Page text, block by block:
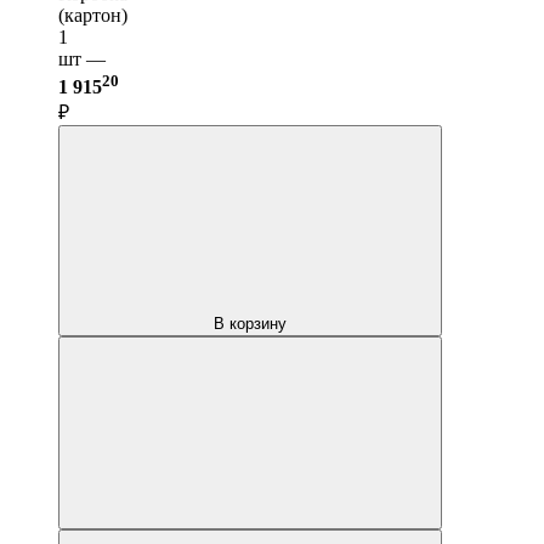
(картон)
1
шт —
1 91520
₽
В корзину